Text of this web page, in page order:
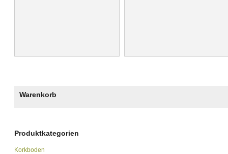
Warenkorb
Produktkategorien
Korkboden